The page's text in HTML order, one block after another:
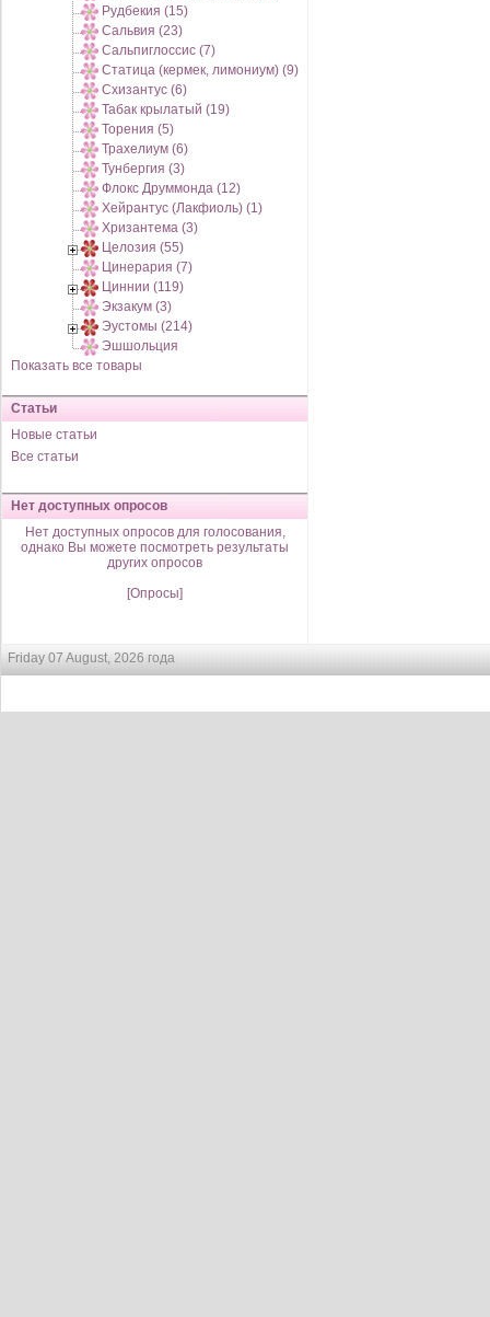
Рудбекия (15)
Сальвия (23)
Сальпиглоссис (7)
Статица (кермек, лимониум) (9)
Схизантус (6)
Табак крылатый (19)
Торения (5)
Трахелиум (6)
Тунбергия (3)
Флокс Друммонда (12)
Хейрантус (Лакфиоль) (1)
Хризантема (3)
Целозия (55)
Цинерария (7)
Циннии (119)
Экзакум (3)
Эустомы (214)
Эшшольция
Показать все товары
Статьи
Новые статьи
Все статьи
Нет доступных опросов
Нет доступных опросов для голосования,
однако Вы можете посмотреть результаты
других опросов
[Опросы]
Friday 07 August, 2026 года